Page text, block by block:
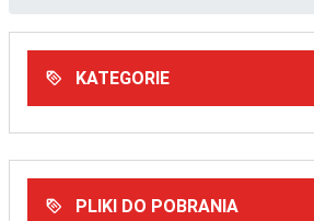
KATEGORIE
PLIKI DO POBRANIA